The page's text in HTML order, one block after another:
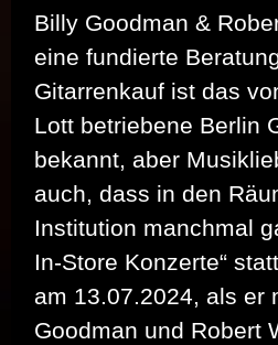
Billy Goodman &
eine fundierte
Gitarrenkauf ist das
Lott betriebene Berlin
bekannt, aber
auch, dass in den
Institution manchmal
In-Store Konzerte“
am 13.07.2024, als er
Goodman und Robert